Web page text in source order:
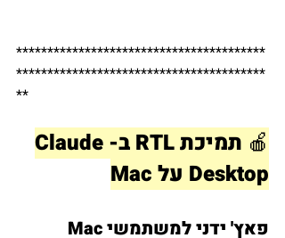
****************************************
****************************************
**
🍎 תמיכת RTL ב-Claude
Desktop על Mac